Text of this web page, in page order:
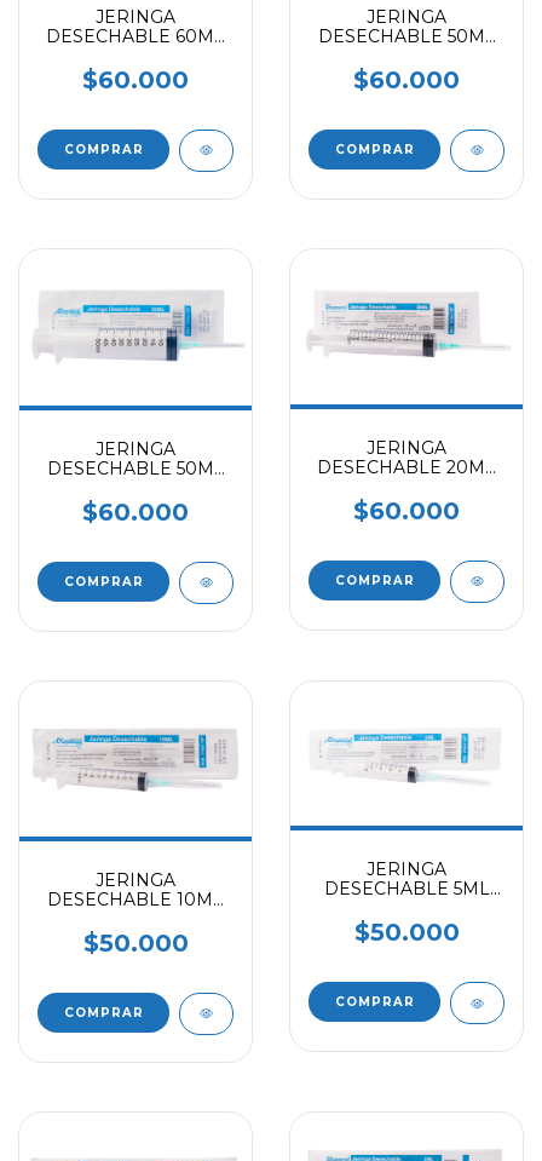
JERINGA
DESECHABLE 60ML
(CAJAX25)
$60.000
JERINGA
DESECHABLE 50ML
(CAJAX25)
$60.000
JERINGA
DESECHABLE 50ML
(CAJAX25)
$60.000
JERINGA
DESECHABLE 20ML
(CAJAX50)
$60.000
JERINGA
DESECHABLE 10ML
(CAJAX100)
$50.000
JERINGA
DESECHABLE 5ML
(CAJAX100)
$50.000